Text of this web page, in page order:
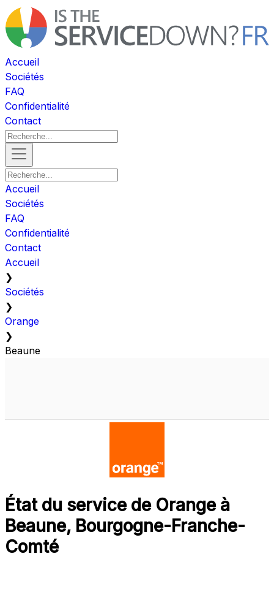
Accueil
Sociétés
FAQ
Confidentialité
Contact
Accueil
Sociétés
FAQ
Confidentialité
Contact
Accueil
❯
Sociétés
❯
Orange
❯
Beaune
État du service de Orange à
Beaune, Bourgogne-Franche-
Comté